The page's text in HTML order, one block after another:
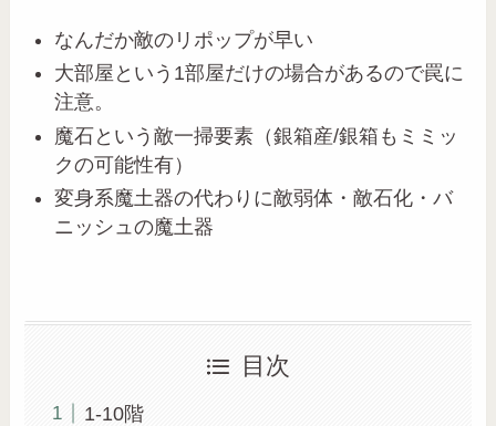
なんだか敵のリポップが早い
大部屋という1部屋だけの場合があるので罠に
注意。
魔石という敵一掃要素（銀箱産/銀箱もミミッ
クの可能性有）
変身系魔土器の代わりに敵弱体・敵石化・バ
ニッシュの魔土器
目次
1-10階